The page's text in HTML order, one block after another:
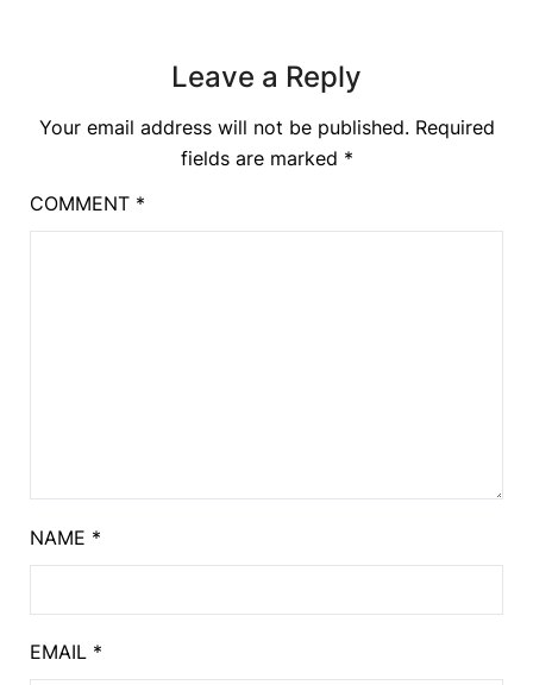
Leave a Reply
Your email address will not be published. Required
fields are marked *
COMMENT *
NAME *
EMAIL *